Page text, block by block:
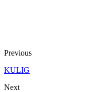
Previous
KULIG
Next